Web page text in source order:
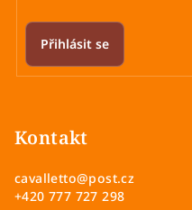
Přihlásit se
Kontakt
cavalletto@post.cz
+420 777 727 298